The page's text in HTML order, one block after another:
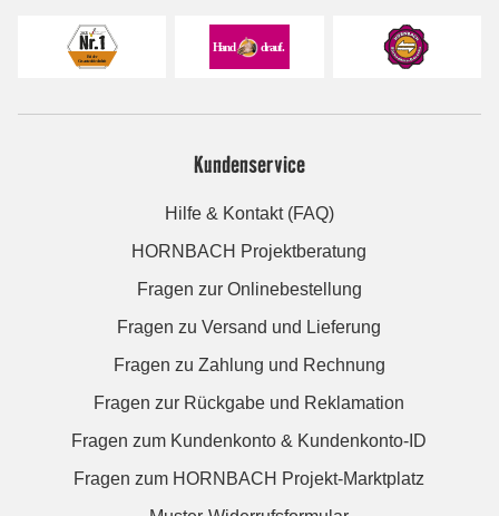
Kundenservice
Hilfe & Kontakt (FAQ)
HORNBACH Projektberatung
Fragen zur Onlinebestellung
Fragen zu Versand und Lieferung
Fragen zu Zahlung und Rechnung
Fragen zur Rückgabe und Reklamation
Fragen zum Kundenkonto & Kundenkonto-ID
Fragen zum HORNBACH Projekt-Marktplatz